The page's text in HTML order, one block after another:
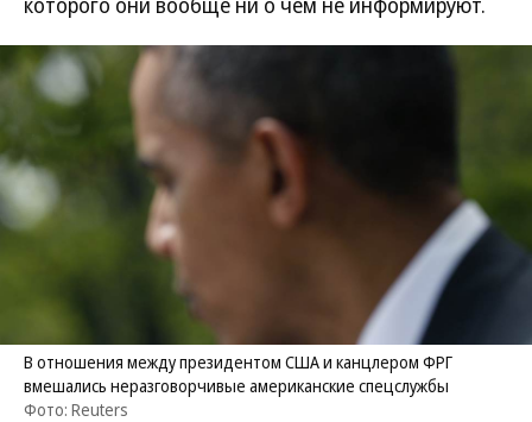
В отношения между президентом США и канцлером ФРГ
вмешались неразговорчивые американские спецслужбы
Фото: Reuters